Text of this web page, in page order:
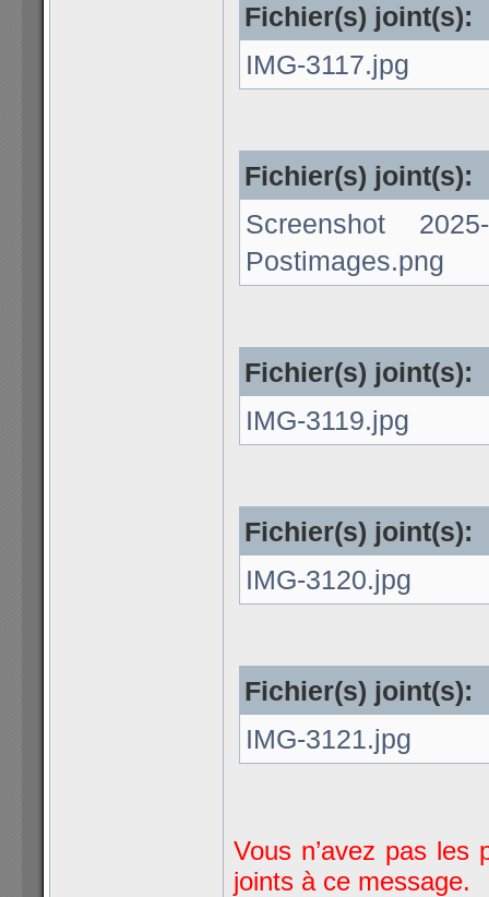
Fichier(s) joint(s):
IMG-3117.jpg
Fichier(s) joint(s):
Screenshot
Postimages.png
Fichier(s) joint(s):
IMG-3119.jpg
Fichier(s) joint(s):
IMG-3120.jpg
Fichier(s) joint(s):
IMG-3121.jpg
Vous n’avez pas les
joints à ce message.